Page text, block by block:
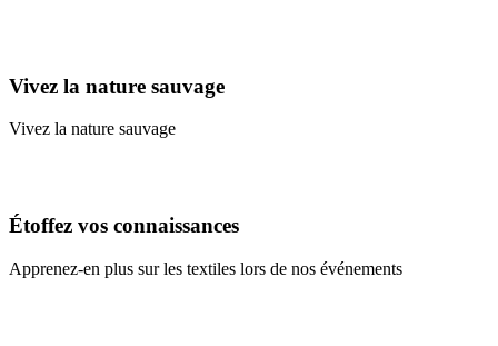
Vivez la nature sauvage
Vivez la nature sauvage
Étoffez vos connaissances
Apprenez-en plus sur les textiles lors de nos événements